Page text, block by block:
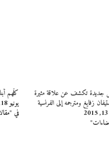
جديدة تكشف عن علاقة مثيرة
زفايغ ومترجمه إلى الفرنسية
كلُّهم
يونيو 18, 2015
في